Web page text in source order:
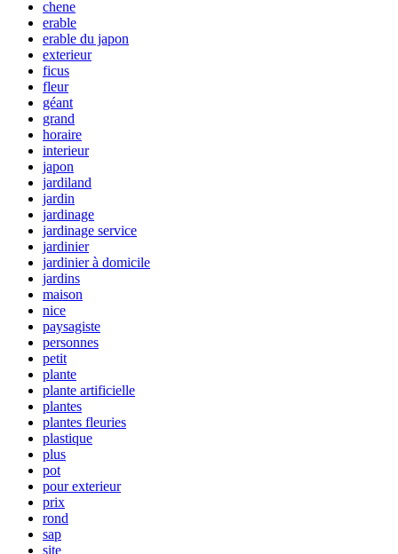
chene
erable
erable du japon
exterieur
ficus
fleur
géant
grand
horaire
interieur
japon
jardiland
jardin
jardinage
jardinage service
jardinier
jardinier à domicile
jardins
maison
nice
paysagiste
personnes
petit
plante
plante artificielle
plantes
plantes fleuries
plastique
plus
pot
pour exterieur
prix
rond
sap
site